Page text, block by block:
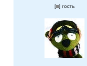
[ ] гость